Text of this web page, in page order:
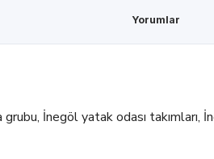
Yorumlar
İnegöl yatak odası takımları,